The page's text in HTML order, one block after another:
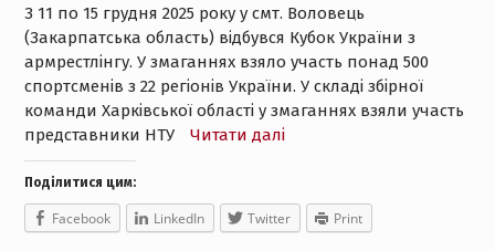
З 11 по 15 грудня 2025 року у смт. Воловець
(Закарпатська область) відбувся Кубок України з
армрестлінгу. У змаганнях взяло участь понад 500
спортсменів з 22 регіонів України. У складі збірної
команди Харківської області у змаганнях взяли участь
представники НТУ
Читати далі
Поділитися цим:
Facebook LinkedIn Twitter Print